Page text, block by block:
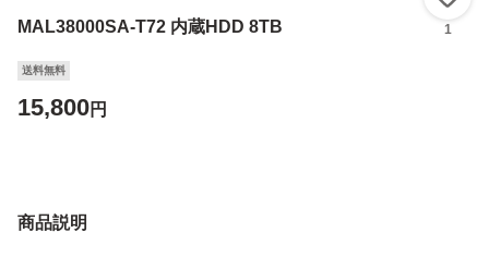
MAL38000SA-T72 内蔵HDD 8TB 1
送料無料
15,800円
商品説明